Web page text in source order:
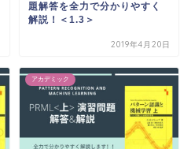
題解答を全力で分かりやすく
解説！＜1.3＞
2019年4月20日
アカデミック